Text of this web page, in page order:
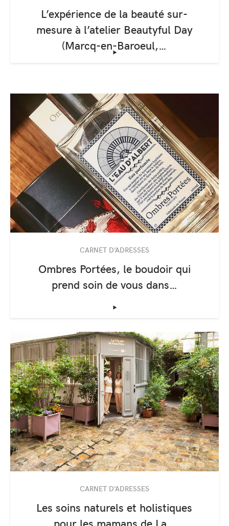
L’expérience de la beauté sur-
mesure à l’atelier Beautyful Day
(Marcq-en-Baroeul,…
‣
CARNET D’ADRESSES
Ombres Portées, le boudoir qui
prend soin de vous dans…
‣
CARNET D’ADRESSES
Les soins naturels et holistiques
pour les mamans de La…